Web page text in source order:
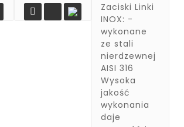

Zaciski Linki
INOX: -
wykonane
ze stali
nierdzewnej
AISI 316
Wysoka
jakość
wykonania
daje